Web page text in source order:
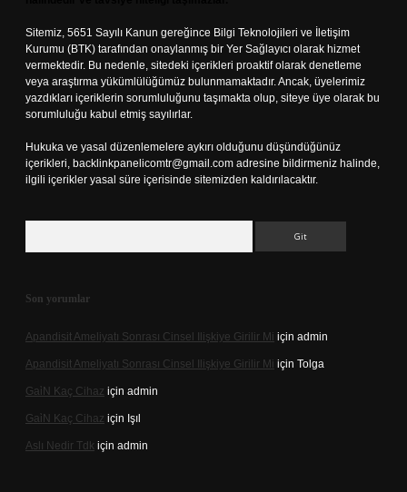
Sitemiz, 5651 Sayılı Kanun gereğince Bilgi Teknolojileri ve İletişim
Kurumu (BTK) tarafından onaylanmış bir Yer Sağlayıcı olarak hizmet
vermektedir. Bu nedenle, sitedeki içerikleri proaktif olarak denetleme
veya araştırma yükümlülüğümüz bulunmamaktadır. Ancak, üyelerimiz
yazdıkları içeriklerin sorumluluğunu taşımakta olup, siteye üye olarak bu
sorumluluğu kabul etmiş sayılırlar.
Hukuka ve yasal düzenlemelere aykırı olduğunu düşündüğünüz
içerikleri, backlinkpanelicomtr@gmail.com adresine bildirmeniz halinde,
ilgili içerikler yasal süre içerisinde sitemizden kaldırılacaktır.
Son yorumlar
Apandisit Ameliyatı Sonrası Cinsel Ilişkiye Girilir Mi için admin
Apandisit Ameliyatı Sonrası Cinsel Ilişkiye Girilir Mi için Tolga
Gai̇N Kaç Cihaz için admin
Gai̇N Kaç Cihaz için Işıl
Aslı Nedir Tdk için admin